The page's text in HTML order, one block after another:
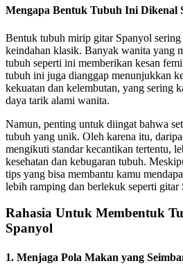
Mengapa Bentuk Tubuh Ini Dikenal
Bentuk tubuh mirip gitar Spanyol sering
keindahan klasik. Banyak wanita yang
tubuh seperti ini memberikan kesan
tubuh ini juga dianggap menunjukkan
kekuatan dan kelembutan, yang sering
daya tarik alami wanita.
Namun, penting untuk diingat bahwa
tubuh yang unik. Oleh karena itu,
mengikuti standar kecantikan tertentu,
kesehatan dan kebugaran tubuh.
tips yang bisa membantu kamu
lebih ramping dan berlekuk seperti gitar
Rahasia Untuk Membentuk
Spanyol
1. Menjaga Pola Makan yang